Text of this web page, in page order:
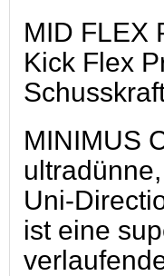
MID FLEX
Kick Flex
MINIMUS
Uni-
ist eine